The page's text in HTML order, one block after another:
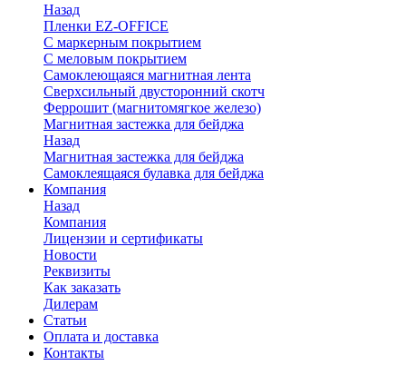
Назад
Пленки EZ-OFFICE
С маркерным покрытием
С меловым покрытием
Самоклеющаяся магнитная лента
Сверхсильный двусторонний скотч
Феррошит (магнитомягкое железо)
Магнитная застежка для бейджа
Назад
Магнитная застежка для бейджа
Самоклеящаяся булавка для бейджа
Компания
Назад
Компания
Лицензии и сертификаты
Новости
Реквизиты
Как заказать
Дилерам
Статьи
Оплата и доставка
Контакты